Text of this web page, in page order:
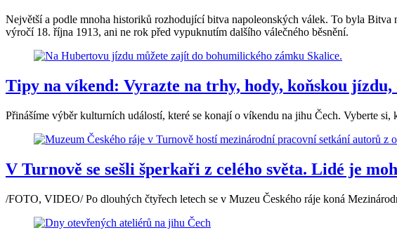
Největší a podle mnoha historiků rozhodující bitva napoleonských válek. To byla
výročí 18. října 1913, ani ne rok před vypuknutím dalšího válečného běsnění.
Tipy na víkend: Vyrazte na trhy, hody, koňskou
Přinášíme výběr kulturních událostí, které se konají o víkendu na jihu Čech. Vyberte si,
V Turnově se sešli šperkaři z celého světa. Lidé je
/FOTO, VIDEO/ Po dlouhých čtyřech letech se v Muzeu Českého ráje koná